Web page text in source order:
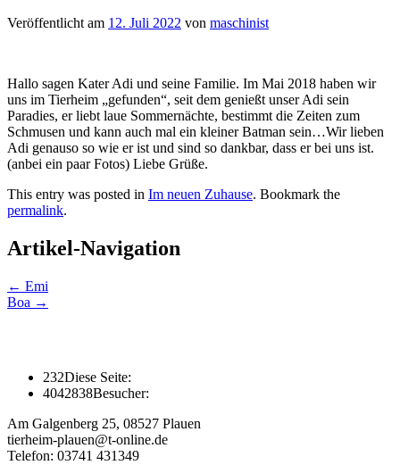
Veröffentlicht am 12. Juli 2022 von maschinist
Hallo sagen Kater Adi und seine Familie. Im Mai 2018 haben wir
uns im Tierheim „gefunden“, seit dem genießt unser Adi sein
Paradies, er liebt laue Sommernächte, bestimmt die Zeiten zum
Schmusen und kann auch mal ein kleiner Batman sein…Wir lieben
Adi genauso so wie er ist und sind so dankbar, dass er bei uns ist.
(anbei ein paar Fotos) Liebe Grüße.
This entry was posted in Im neuen Zuhause. Bookmark the
permalink.
Artikel-Navigation
← Emi
Boa →
232Diese Seite:
4042838Besucher:
Am Galgenberg 25, 08527 Plauen
tierheim-plauen@t-online.de
Telefon: 03741 431349